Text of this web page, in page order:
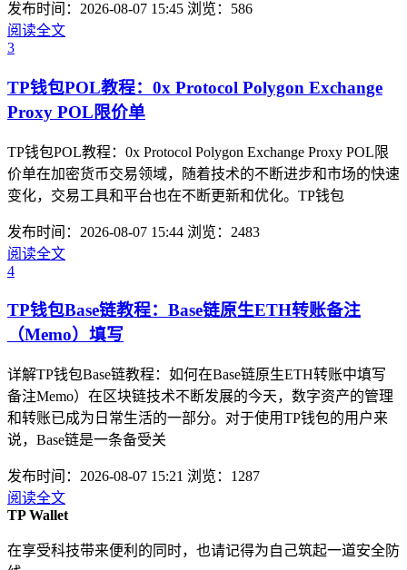
发布时间：2026-08-07 15:45 浏览：586
阅读全文
3
TP钱包POL教程：0x Protocol Polygon Exchange
Proxy POL限价单
TP钱包POL教程：0x Protocol Polygon Exchange Proxy POL限
价单在加密货币交易领域，随着技术的不断进步和市场的快速
变化，交易工具和平台也在不断更新和优化。TP钱包
发布时间：2026-08-07 15:44 浏览：2483
阅读全文
4
TP钱包Base链教程：Base链原生ETH转账备注
（Memo）填写
详解TP钱包Base链教程：如何在Base链原生ETH转账中填写
备注Memo）在区块链技术不断发展的今天，数字资产的管理
和转账已成为日常生活的一部分。对于使用TP钱包的用户来
说，Base链是一条备受关
发布时间：2026-08-07 15:21 浏览：1287
阅读全文
TP Wallet
在享受科技带来便利的同时，也请记得为自己筑起一道安全防